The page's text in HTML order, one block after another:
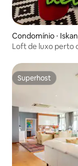
Condomínio ⋅
Loft de luxo perto
Superhost
Superhost